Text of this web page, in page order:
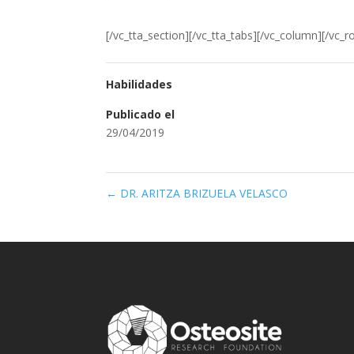
[/vc_tta_section][/vc_tta_tabs][/vc_column][/
Habilidades
Publicado el
29/04/2019
← DR. ARITZA BRIZUELA VELASCO